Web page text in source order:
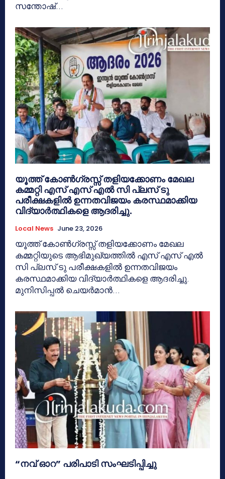
സന്തോഷ്...
യൂത്ത് കോൺഗ്രസ്സ് തളിയക്കോണം മേഖല
കമ്മറ്റി എസ് എസ് എൽ സി പ്ലസ് ടു
പരീക്ഷകളിൽ ഉന്നതവിജയം കരസ്ഥമാക്കിയ
വിദ്യാർത്ഥികളെ ആദരിച്ചു.
Local News June 23, 2026
യൂത്ത് കോൺഗ്രസ്സ് തളിയക്കോണം മേഖല
കമ്മറ്റിയുടെ ആഭിമുഖ്യത്തിൽ എസ് എസ് എൽ
സി പ്ലസ് ടു പരീക്ഷകളിൽ ഉന്നതവിജയം
കരസ്ഥമാക്കിയ വിദ്യാർത്ഥികളെ ആദരിച്ചു.
മുനിസിപ്പൽ ചെയർമാൻ...
“നവ് ഓറ” പരിപാടി സംഘടിപ്പിച്ചു